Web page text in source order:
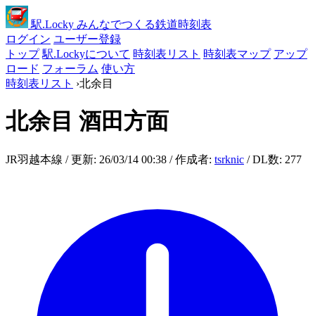
駅.Locky みんなでつくる鉄道時刻表
ログイン ユーザー登録
トップ 駅.Lockyについて 時刻表リスト 時刻表マップ アップ
ロード フォーラム 使い方
時刻表リスト ›北余目
北余目 酒田方面
JR羽越本線 / 更新: 26/03/14 00:38 / 作成者: tsrknic / DL数: 277